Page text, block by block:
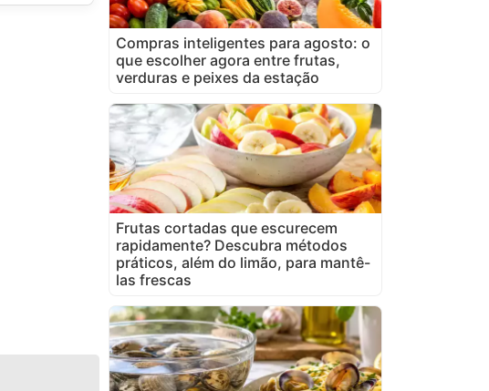
Compras inteligentes para agosto: o
que escolher agora entre frutas,
verduras e peixes da estação
Frutas cortadas que escurecem
rapidamente? Descubra métodos
práticos, além do limão, para mantê-
las frescas